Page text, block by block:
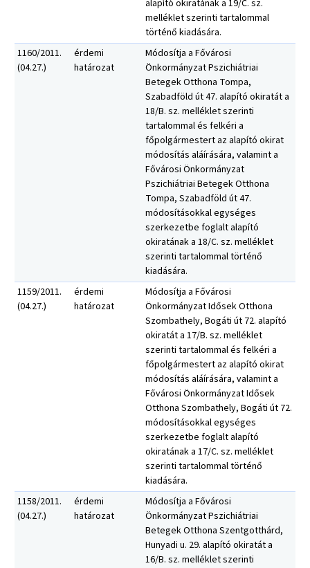
alapító okiratának a 19/C. sz.
melléklet szerinti tartalommal
történő kiadására.
1160/2011.
(04.27.)
érdemi
határozat
Módosítja a Fővárosi
Önkormányzat Pszichiátriai
Betegek Otthona Tompa,
Szabadföld út 47. alapító okiratát a
18/B. sz. melléklet szerinti
tartalommal és felkéri a
főpolgármestert az alapító okirat
módosítás aláírására, valamint a
Fővárosi Önkormányzat
Pszichiátriai Betegek Otthona
Tompa, Szabadföld út 47.
módosításokkal egységes
szerkezetbe foglalt alapító
okiratának a 18/C. sz. melléklet
szerinti tartalommal történő
kiadására.
1159/2011.
(04.27.)
érdemi
határozat
Módosítja a Fővárosi
Önkormányzat Idősek Otthona
Szombathely, Bogáti út 72. alapító
okiratát a 17/B. sz. melléklet
szerinti tartalommal és felkéri a
főpolgármestert az alapító okirat
módosítás aláírására, valamint a
Fővárosi Önkormányzat Idősek
Otthona Szombathely, Bogáti út 72.
módosításokkal egységes
szerkezetbe foglalt alapító
okiratának a 17/C. sz. melléklet
szerinti tartalommal történő
kiadására.
1158/2011.
(04.27.)
érdemi
határozat
Módosítja a Fővárosi
Önkormányzat Pszichiátriai
Betegek Otthona Szentgotthárd,
Hunyadi u. 29. alapító okiratát a
16/B. sz. melléklet szerinti